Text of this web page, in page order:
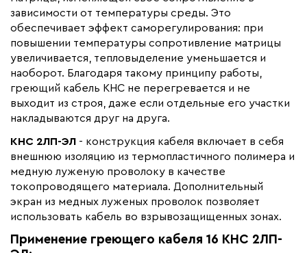
Бренд Лидер Компаунд
Материал Термопластичный полимер
Минимальный радиус изгиба (мм)
зависимости от температуры среды. Это
обеспечивает эффект саморегулирования: при
повышении температуры сопротивление матрицы
увеличивается, тепловыделение уменьшается и
наоборот. Благодаря такому принципу работы,
греющий кабель КНС не перегревается и не
выходит из строя, даже если отдельные его участки
накладываются друг на друга.
КНС 2ЛП-ЭЛ - конструкция кабеля включает в себя
внешнюю изоляцию из термопластичного полимера и
медную луженую проволоку в качестве
токопроводящего материала. Дополнительный
экран из медных луженых проволок позволяет
использовать кабель во взрывозащищенных зонах.
Применение греющего кабеля 16 КНС 2ЛП-